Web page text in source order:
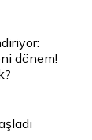
dönem!